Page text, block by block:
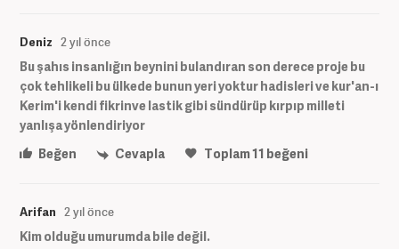
Deniz 2 yıl önce
Bu şahıs insanlığın beynini bulandıran son derece proje bu
çok tehlikeli bu ülkede bunun yeri yoktur hadisleri ve kur'an-ı
Kerim'i kendi fikrinve lastik gibi sündürüp kırpıp milleti
yanlışa yönlendiriyor
Beğen
Cevapla Toplam11 beğeni
Arifan 2 yıl önce
Kim olduğu umurumda bile değil.